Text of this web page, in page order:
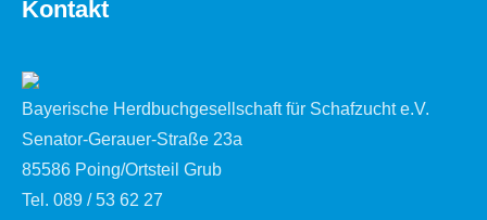
Kontakt
Bayerische Herdbuchgesellschaft für Schafzucht e.V.
Senator-Gerauer-Straße 23a
85586 Poing/Ortsteil Grub
Tel. 089 / 53 62 27